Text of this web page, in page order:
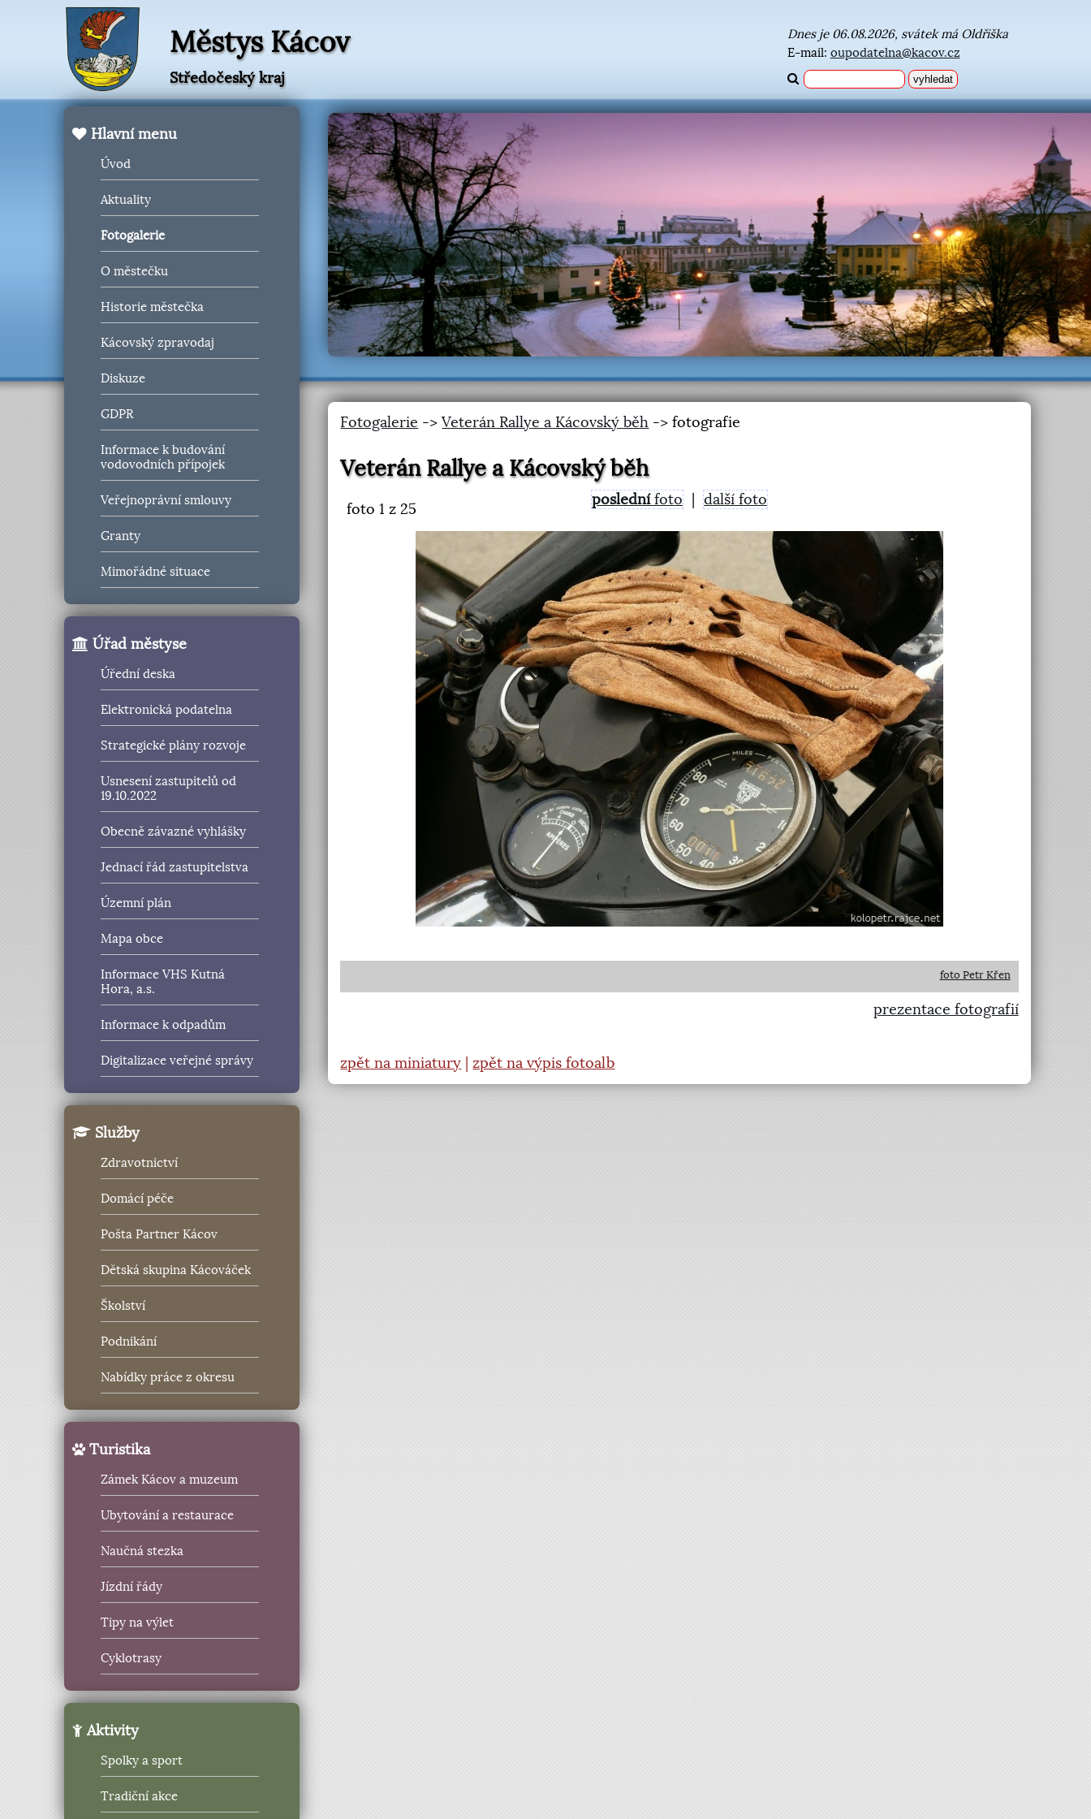
Městys Kácov
Středočeský kraj
Dnes je 06.08.2026, svátek má Oldřiška
E-mail: oupodatelna@kacov.cz
Hlavní menu
Úvod
Aktuality
Fotogalerie
O městečku
Historie městečka
Kácovský zpravodaj
Diskuze
GDPR
Informace k budování
vodovodních přípojek
Veřejnoprávní smlouvy
Granty
Mimořádné situace
Úřad městyse
Úřední deska
Elektronická podatelna
Strategické plány rozvoje
Usnesení zastupitelů od
19.10.2022
Obecně závazné vyhlášky
Jednací řád zastupitelstva
Územní plán
Mapa obce
Informace VHS Kutná
Hora, a.s.
Informace k odpadům
Digitalizace veřejné správy
Služby
Zdravotnictví
Domácí péče
Pošta Partner Kácov
Dětská skupina Kácováček
Školství
Podnikání
Nabídky práce z okresu
Turistika
Zámek Kácov a muzeum
Ubytování a restaurace
Naučná stezka
Jízdní řády
Tipy na výlet
Cyklotrasy
Aktivity
Spolky a sport
Tradiční akce
Fotogalerie ->Veterán Rallye a Kácovský běh -> fotografie
Veterán Rallye a Kácovský běh
foto1 z 25
poslednífoto další foto
< >
foto Petr Křen
prezentace fotografií
zpět na miniatury |zpět na výpis fotoalb